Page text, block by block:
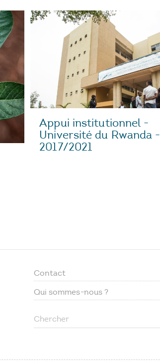
Appui institutionnel -
Université du Rwanda -
2017/2021
Footer
menu
Contact
Qui sommes-nous ?
Chercher